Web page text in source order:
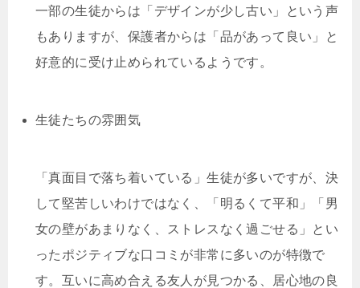
一部の生徒からは「デザインが少し古い」という声
もありますが、保護者からは「品があって良い」と
好意的に受け止められているようです。
生徒たちの雰囲気
「真面目で落ち着いている」生徒が多いですが、決
して堅苦しいわけではなく、「明るくて平和」「男
女の壁があまりなく、ストレスなく過ごせる」とい
ったポジティブな口コミが非常に多いのが特徴で
す。互いに高め合える友人が見つかる、居心地の良